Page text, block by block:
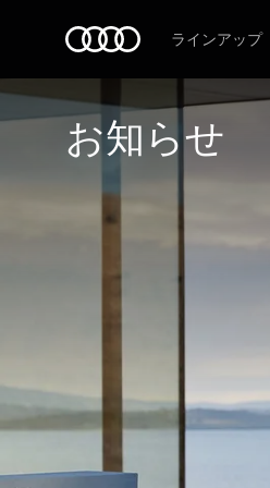
ラインアップ
お知らせ